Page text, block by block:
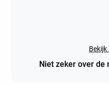
Bekijk
Niet zeker over de